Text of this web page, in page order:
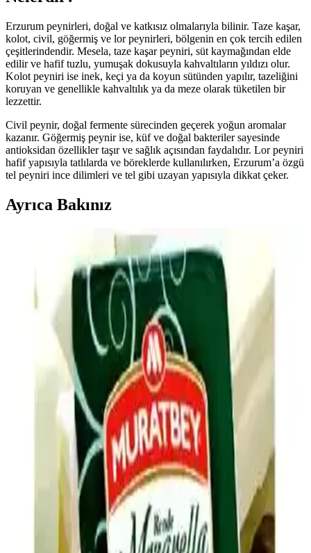
Erzurum peynirleri, doğal ve katkısız olmalarıyla bilinir. Taze kaşar,
kolot, civil, göğermiş ve lor peynirleri, bölgenin en çok tercih edilen
çeşitlerindendir. Mesela, taze kaşar peyniri, süt kaymağından elde
edilir ve hafif tuzlu, yumuşak dokusuyla kahvaltıların yıldızı olur.
Kolot peyniri ise inek, keçi ya da koyun sütünden yapılır, tazeliğini
koruyan ve genellikle kahvaltılık ya da meze olarak tüketilen bir
lezzettir.
Civil peynir, doğal fermente sürecinden geçerek yoğun aromalar
kazanır. Göğermiş peynir ise, küf ve doğal bakteriler sayesinde
antioksidan özellikler taşır ve sağlık açısından faydalıdır. Lor peyniri
hafif yapısıyla tatlılarda ve böreklerde kullanılırken, Erzurum’a özgü
tel peyniri ince dilimleri ve tel gibi uzayan yapısıyla dikkat çeker.
Ayrıca Bakınız
Ev Yapımı Mac and Cheese'in Market Ürünleri Gibi
Tat Vermemesinin Nedenleri ve Çözümleri
Ev yapımı mac and cheese tariflerinde market ürünlerindeki
karakteristik tadın yakalanamamasının nedenleri; peynir karışımı,
asidik bileşenler, tuz ve baharat dengesi ile pişirme teknikleri
Evde Ucuz ve Doyurucu Tuzlu Atıştırmalık
Seçenekleri ve Hazırlama Yöntemleri
Evde kolay hazırlanabilen, ekonomik ve doyurucu tuzlu
atıştırmalıklar iş çıkışı açlığını hızlıca giderir. Dondurulmuş ürünler,
kuruyemişler, sebzeler ve peynir gibi seçenekler sağlıklı alternatifler
Hash Brown Casserole Tarifinde Lezzeti Artıran
Malzeme ve Püf Noktaları
Hash brown casserole, donmuş patates, kremalı tavuk çorbası ve
cheddar peyniriyle hazırlanır. Soğan, pastırma, baharatlar ve çıtır üst
malzeme ile lezzeti artırılır, patateslerin kurutulması dokuyu